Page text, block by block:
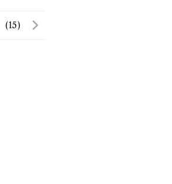
(15)